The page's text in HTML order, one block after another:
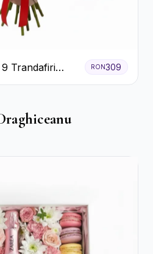
Trandafiri
RON309